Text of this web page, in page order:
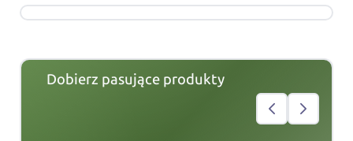
Dobierz pasujące produkty